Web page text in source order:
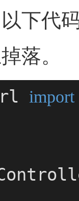
下代
落。
import